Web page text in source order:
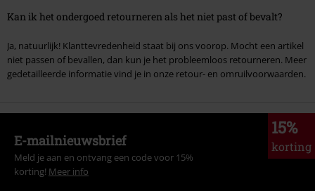
Kan ik het ondergoed retourneren als het niet past of bevalt?
Ja, natuurlijk! Klanttevredenheid staat bij ons voorop. Mocht een artikel
niet passen of bevallen, dan kun je het probleemloos retourneren. Meer
gedetailleerde informatie vind je in onze retour- en omruilvoorwaarden.
15%
korting
E-mailnieuwsbrief
Meld je aan en ontvang een code voor 15%
korting! Meer info